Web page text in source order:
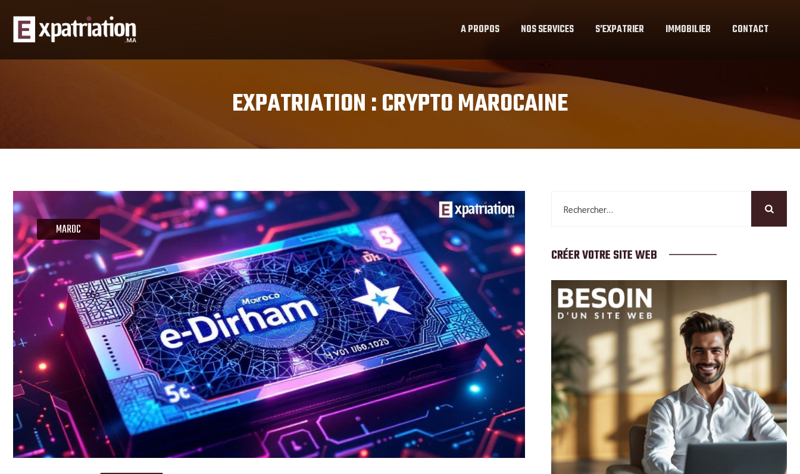
A PROPOS NOS SERVICES S’EXPATRIER IMMOBILIER CONTACT
EXPATRIATION :CRYPTO MAROCAINE
MAROC
CRÉER VOTRE SITE WEB